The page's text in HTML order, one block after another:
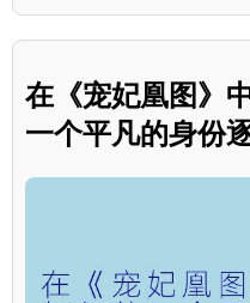
在《宠妃凰图》
一个平凡的身份